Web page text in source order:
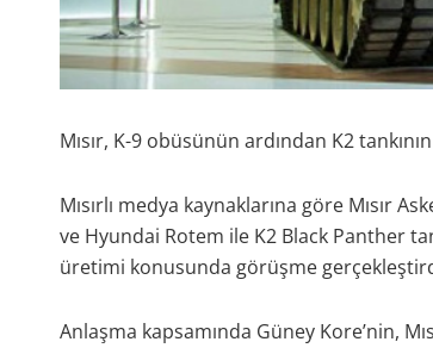
Mısır, K-9 obüsünün ardından K2
Mısırlı medya kaynaklarına göre Mısır
ve Hyundai Rotem ile K2 Black Panther
üretimi konusunda görüşme
Anlaşma kapsamında Güney Kore’nin,